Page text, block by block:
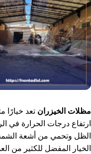
مظلات الخيزران تعد خيارًا
ارتفاع درجات الحرارة في
الظل وتحمي من أشعة
الخيار المفضل للكثير من